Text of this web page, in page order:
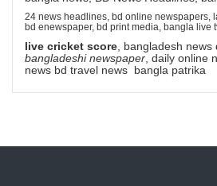
24 news headlines, bd online newspapers,
bd enewspaper, bd print media, bangla live
live cricket score , bangladesh news
bangladeshi newspaper , daily online
news bd travel news bangla patrika